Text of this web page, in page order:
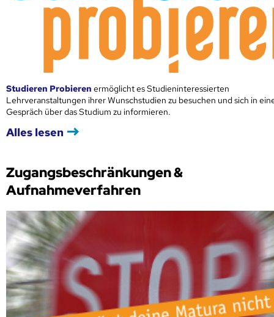
Studieren Probieren ermöglicht es Studieninteressierten
Lehrveranstaltungen ihrer Wunschstudien zu besuchen und sich in
Gespräch über das Studium zu informieren.
Alles lesen
Zugangsbeschränkungen &
Aufnahmeverfahren